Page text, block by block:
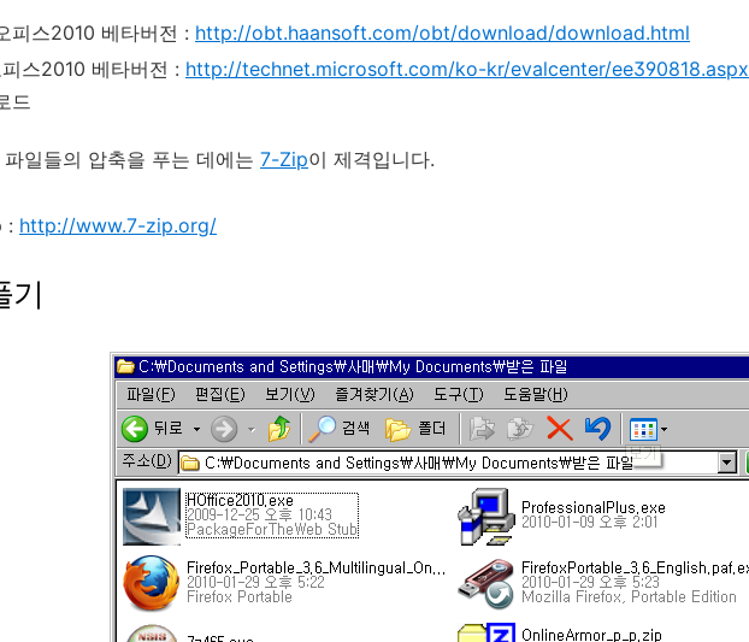
피스2010 베타버전 : http://obt.haansoft.com/obt/download/download.html
스2010 베타버전 : http://technet.microsoft.com/ko-kr/evalcenter/ee390818.aspx
드
일들의 압축을 푸는 데에는 7-Zip이 제격입니다.
: http://www.7-zip.org/
기